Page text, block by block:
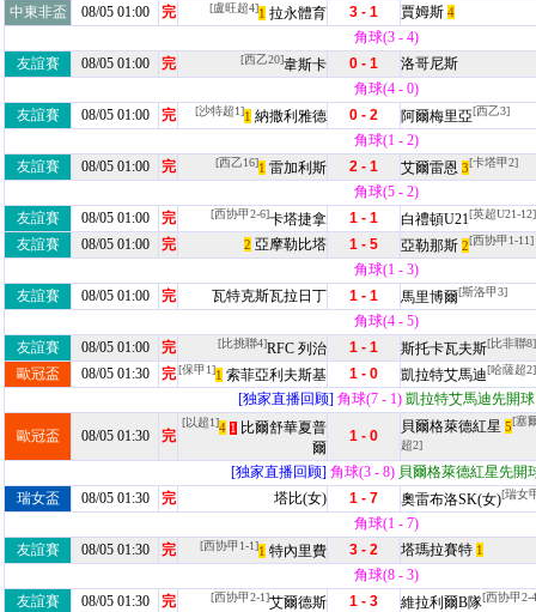
中東非盃
08/05 01:00 完 [盧旺超4]1 拉永體育 3 - 1 賈姆斯 4
角球(3 - 4)
友誼賽
08/05 01:00 完 [西乙20]韋斯卡 0 - 1
洛哥尼斯
角球(4 - 0)
友誼賽
08/05 01:00 完 [沙特超1]1 納撒利雅德 0 - 2 阿爾梅里亞[西乙3]
角球(1 - 2)
友誼賽
08/05 01:00 完 [西乙16]1 雷加利斯 2 - 1 艾爾雷恩 3[卡塔甲2]
角球(5 - 2)
友誼賽
08/05 01:00 完 [西协甲2-6]卡塔捷拿 1 - 1 白禮頓U21[英超U21-12]
友誼賽 08/05 01:00 完 2 亞摩勒比塔 1 - 5 亞勒那斯 2[西协甲1-11]
角球(1 - 3)
友誼賽
08/05 01:00 完 瓦特克斯瓦拉日丁 1 - 1 馬里博爾[斯洛甲3]
角球(4 - 5)
友誼賽
08/05 01:00 完 [比挑聯4]RFC 列治 1 - 1 斯托卡瓦夫斯[比非聯8]
歐冠盃 08/05 01:30 完 [保甲1]1 索菲亞利夫斯基 1 - 0 凱拉特艾馬迪[哈薩超2]
[独家直播回顾] 角球(7 - 1) 凱拉特艾馬迪先開球
歐冠盃 08/05 01:30 完
[以超1]4 1
比爾舒華夏普
爾
1 - 0
貝爾格萊德紅星 5[塞
超2]
[独家直播回顾] 角球(3 - 8) 貝爾格萊德紅星先開
瑞女盃
08/05 01:30 完 塔比(女) 1 - 7 奧雷布洛SK(女)[瑞女
角球(1 - 7)
友誼賽
08/05 01:30 完 [西协甲1-1]1 特內里費 3 - 2 塔瑪拉賽特 1
角球(8 - 3)
友誼賽
08/05 01:30 完 [西协甲2-1]艾爾德斯 1 - 3 維拉利爾B隊[西协甲2-